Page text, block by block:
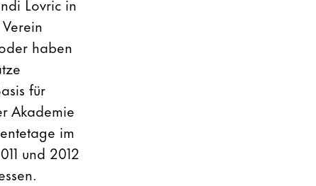
haben
für
Akademie
im
und 2012